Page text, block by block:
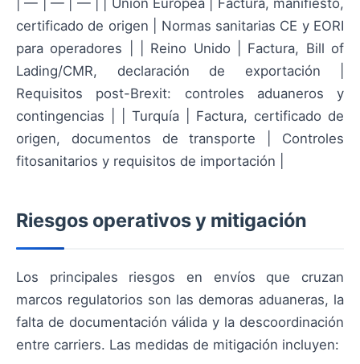
certificado de origen | Normas sanitarias CE y EORI
para operadores | | Reino Unido | Factura, Bill of
Lading/CMR, declaración de exportación |
Requisitos post-Brexit: controles aduaneros y
contingencias | | Turquía | Factura, certificado de
origen, documentos de transporte | Controles
fitosanitarios y requisitos de importación |
Riesgos operativos y mitigación
Los principales riesgos en envíos que cruzan
marcos regulatorios son las demoras aduaneras, la
falta de documentación válida y la descoordinación
entre carriers. Las medidas de mitigación incluyen: